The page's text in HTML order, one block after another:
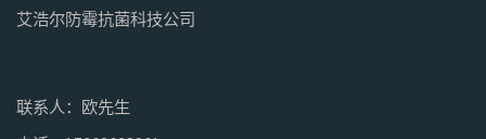
艾浩尔防霉抗菌科技公司
联系人：欧先生